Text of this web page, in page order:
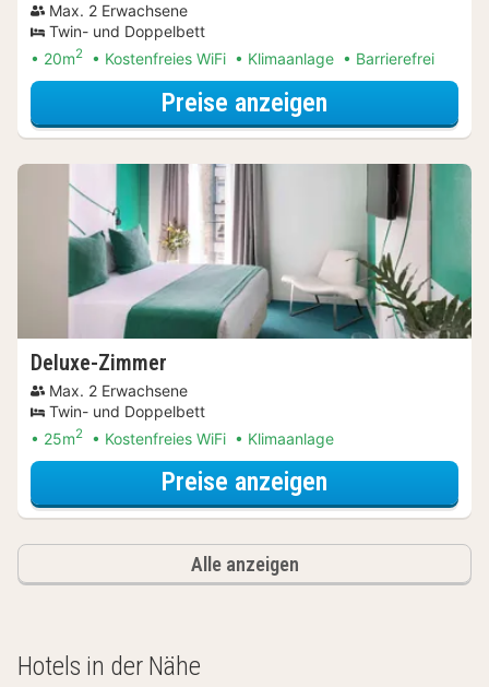
Max. 2 Erwachsene
Twin- und Doppelbett
20m2 Kostenfreies WiFi Klimaanlage Barrierefrei
Preise anzeigen
Deluxe-Zimmer
Max. 2 Erwachsene
Twin- und Doppelbett
25m2 Kostenfreies WiFi Klimaanlage
Preise anzeigen
Alle anzeigen
Hotels in der Nähe